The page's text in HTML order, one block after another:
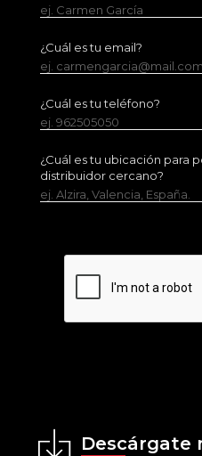
ej. Carmen García
¿Cuál es tu email?
ej. carmengarcia@mail.com
¿Cuál es tu teléfono?
ej. 962505050
¿Cuál es tu ubicación para
distribuidor cercano?
ej. Alzira, Valencia, España.
Descárgate